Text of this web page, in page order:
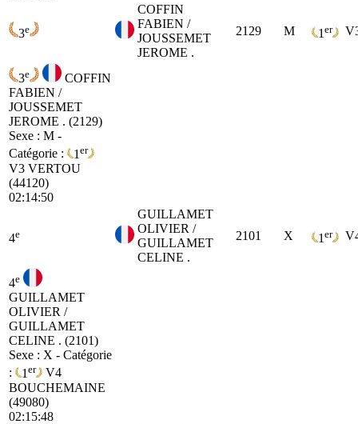
3e
COFFIN
FABIEN /
JOUSSEMET
JEROME .
2129 M 1 er
3e
COFFIN
FABIEN /
JOUSSEMET
JEROME . (2129)
Sexe : M -
Catégorie :
1 er
V3 VERTOU
(44120)
02:14:50
4e
GUILLAMET
OLIVIER /
GUILLAMET
CELINE .
2101 X 1 er
4e
GUILLAMET
OLIVIER /
GUILLAMET
CELINE . (2101)
Sexe : X - Catégorie
:
1 er
V4
BOUCHEMAINE
(49080)
02:15:48